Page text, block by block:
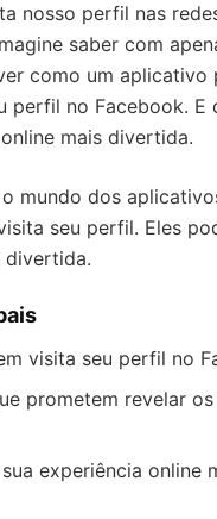
nosso perfil nas
saber com
como um aplicativo
perfil no Facebook. E
mais divertida.
mundo dos
seu perfil. Eles
divertida.
visita seu perfil no
prometem revelar
experiência online